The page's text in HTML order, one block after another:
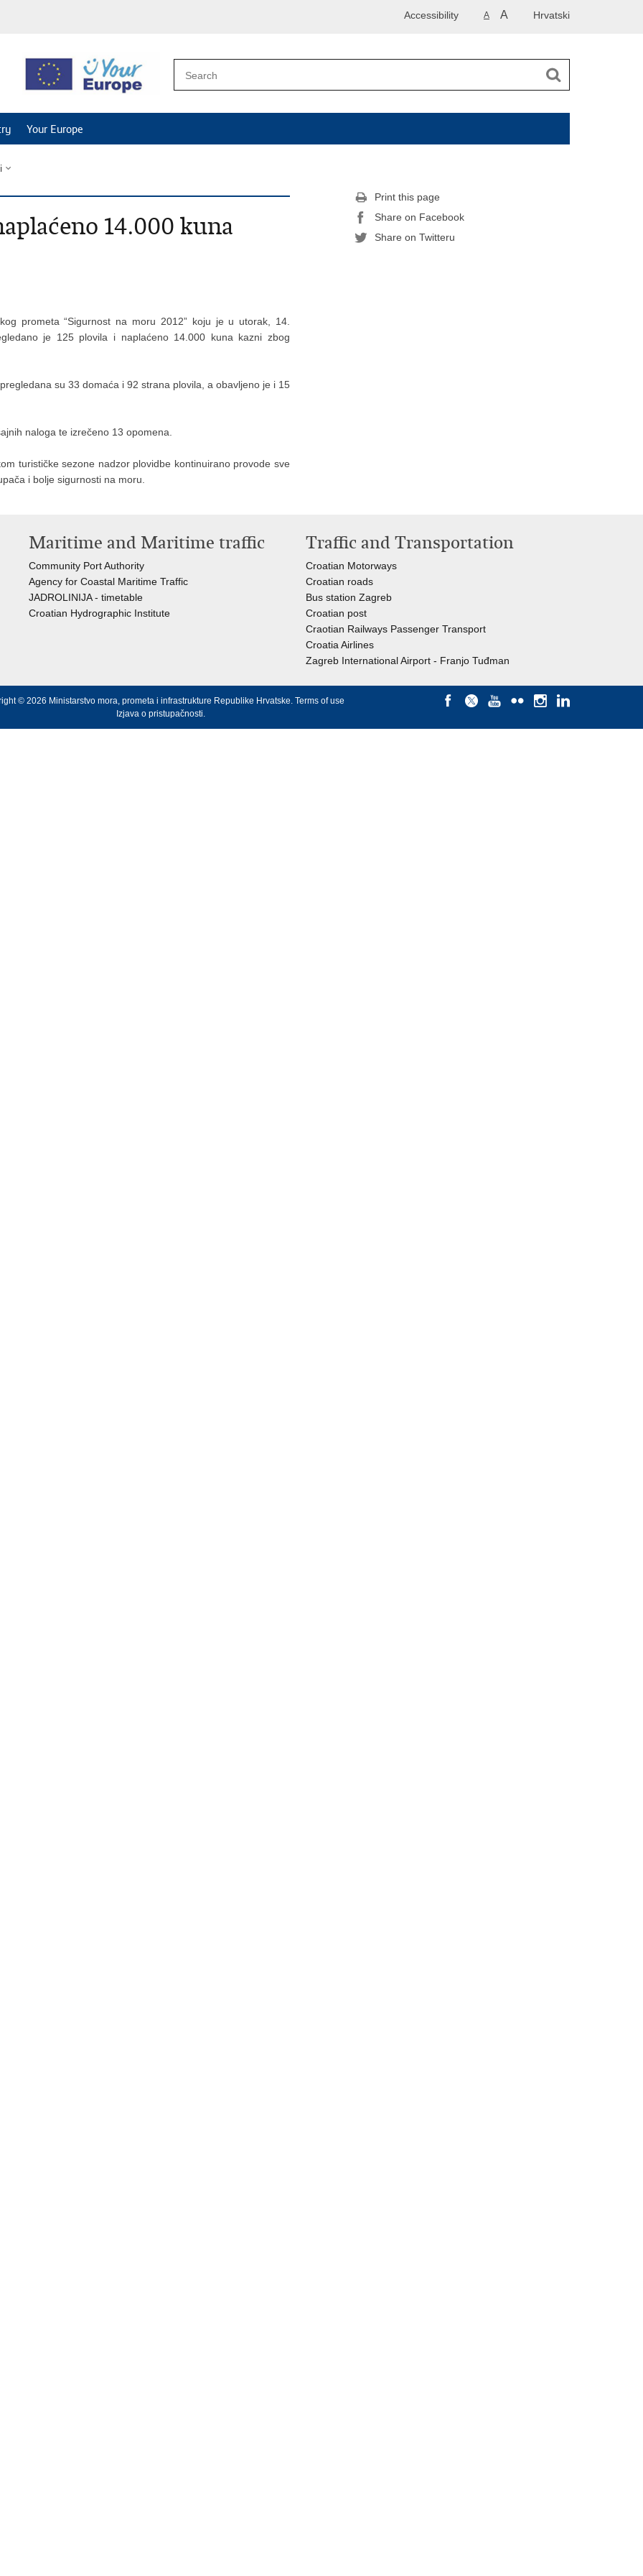
Hrvatski
A A
Accessibility
Your Europe
14.000 kuna
prometa “Sigurnost na moru 2012” koju je u utorak, 14.
je 125 plovila i naplaćeno 14.000 kuna kazni zbog
su 33 domaća i 92 strana plovila, a obavljeno je i 15
naloga te izrečeno 13 opomena.
turističke sezone nadzor plovidbe kontinuirano provode sve
i bolje sigurnosti na moru.
Print this page
Share on Facebook
Share on Twitteru
Maritime and Maritime traffic
Community Port Authority
Agency for Coastal Maritime Traffic
JADROLINIJA - timetable
Croatian Hydrographic Institute
Traffic and Transportation
Croatian Motorways
Croatian roads
Bus station Zagreb
Croatian post
Craotian Railways Passenger Transport
Croatia Airlines
Zagreb International Airport - Franjo Tuđman
© 2026 Ministarstvo mora, prometa i infrastrukture Republike Hrvatske. Terms of use
Izjava o pristupačnosti.